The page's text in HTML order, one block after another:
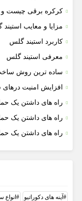
کرکره برقی چیست و
مزایا و معایب استیند
کاربرد استیند گلس
معرفی استیند گلس
ساده ترین روش
افزایش امنیت درهای
راه های داشتن یک
راه های داشتن یک
راه های داشتن یک
آینه های دکوراتیو انواع